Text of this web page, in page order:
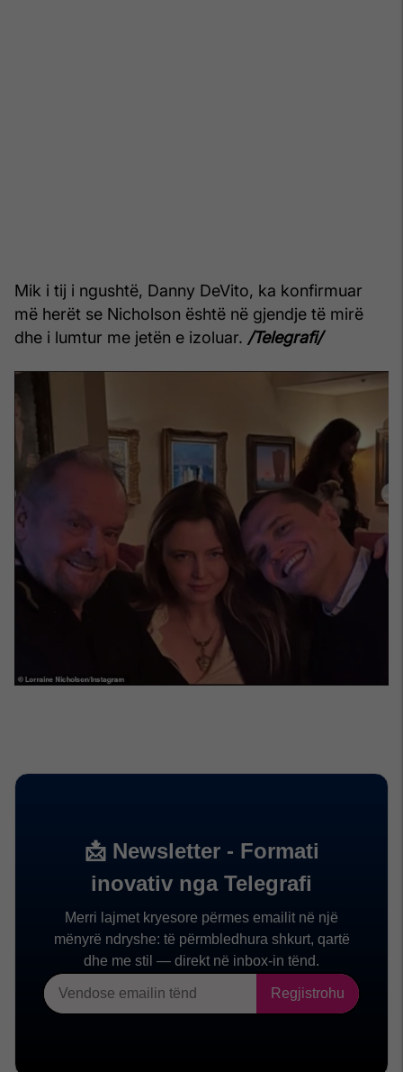
Mik i tij i ngushtë, Danny DeVito, ka konfirmuar
më herët se Nicholson është në gjendje të mirë
dhe i lumtur me jetën e izoluar. /Telegrafi/